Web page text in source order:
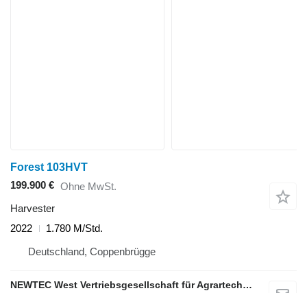
Forest 103HVT
199.900 € Ohne MwSt.
Harvester
2022
1.780 M/Std.
Deutschland, Coppenbrügge
NEWTEC West Vertriebsgesellschaft für Agrartechnik mbH